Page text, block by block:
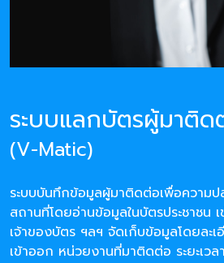
ระบบแลกบัตรผู้มาติด
(V-Matic)
ระบบบันทึกข้อมูลผู้มาติดต่อเพื่อความ
สถานที่โดยอ่านข้อมูลในบัตรประชาชน
เจ้าของบัตร ฯลฯ จัดเก็บข้อมูลโดยละเ
เข้าออก หน่วยงานที่มาติดต่อ ระยะเวล